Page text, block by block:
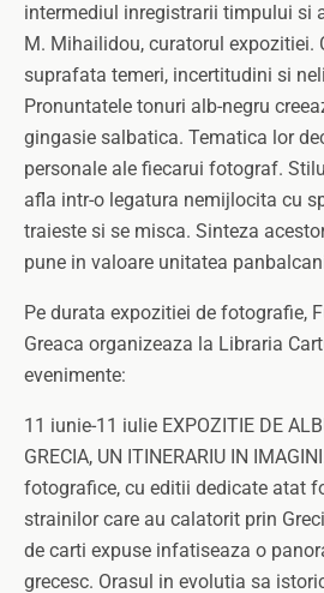
intermediul inregistrarii timpului si
M. Mihailidou, curatorul expozitiei.
suprafata temeri, incertitudini si
Pronuntatele tonuri alb-negru
gingasie salbatica. Tematica lor
personale ale fiecarui fotograf.
afla intr-o legatura nemijlocita cu
traieste si se misca. Sinteza
pune in valoare unitatea
Pe durata expozitiei de fotografie,
Greaca organizeaza la Libraria
evenimente:
11 iunie-11 iulie EXPOZITIE DE
GRECIA, UN ITINERARIU IN
fotografice, cu editii dedicate atat
strainilor care au calatorit prin
de carti expuse infatiseaza o
grecesc. Orasul in evolutia sa